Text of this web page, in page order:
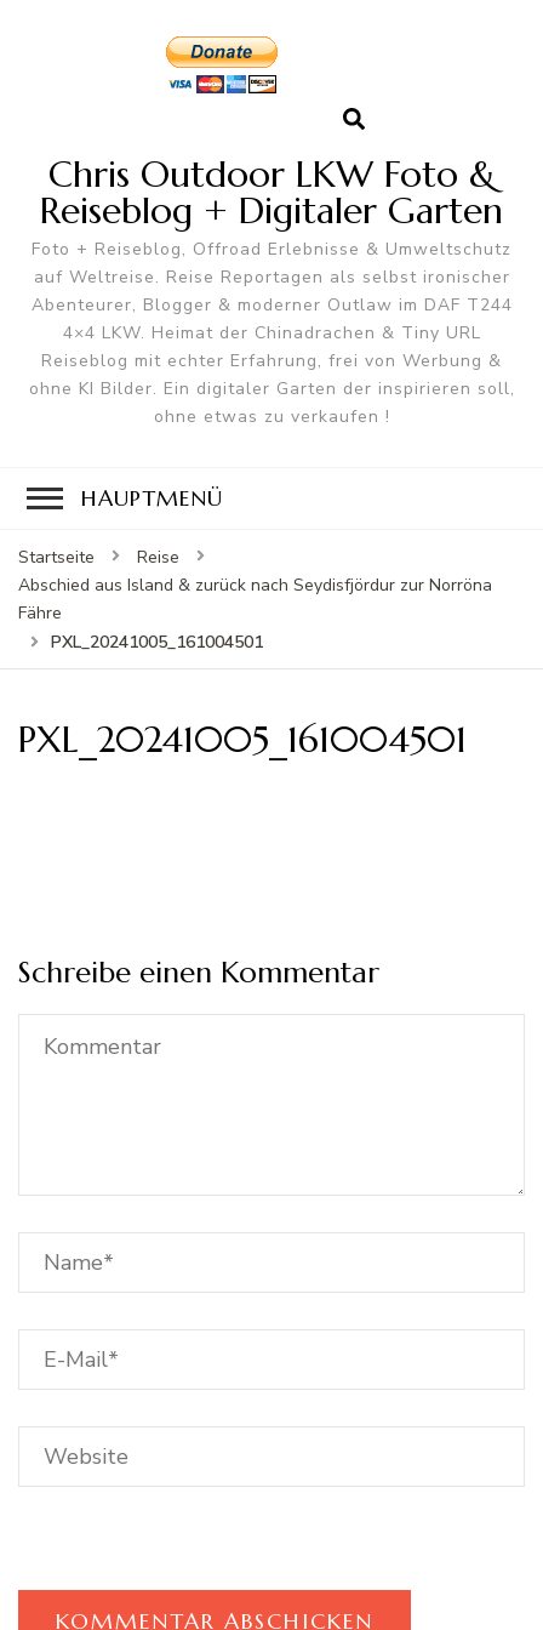
Chris Outdoor LKW Foto &
Reiseblog + Digitaler Garten
Foto + Reiseblog, Offroad Erlebnisse & Umweltschutz
auf Weltreise. Reise Reportagen als selbst ironischer
Abenteurer, Blogger & moderner Outlaw im DAF T244
4×4 LKW. Heimat der Chinadrachen & Tiny URL
Reiseblog mit echter Erfahrung, frei von Werbung &
ohne KI Bilder. Ein digitaler Garten der inspirieren soll,
ohne etwas zu verkaufen !
HAUPTMENÜ
Startseite
Reise
Abschied aus Island & zurück nach Seydisfjördur zur Norröna
Fähre
PXL_20241005_161004501
PXL_20241005_161004501
Schreibe einen Kommentar